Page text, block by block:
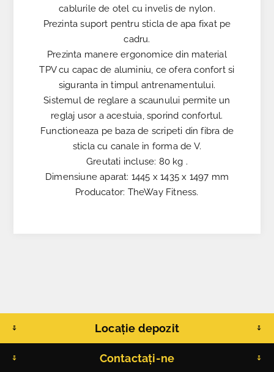
cablurile de otel cu invelis de nylon.
Prezinta suport pentru sticla de apa fixat pe
cadru.
Prezinta manere ergonomice din material
TPV cu capac de aluminiu, ce ofera confort si
siguranta in timpul antrenamentului.
Sistemul de reglare a scaunului permite un
reglaj usor a acestuia, sporind confortul.
Functioneaza pe baza de scripeti din fibra de
sticla cu canale in forma de V.
Greutati incluse: 80 kg .
Dimensiune aparat: 1445 x 1435 x 1497 mm
Producator: TheWay Fitness.
Locație depozit
Contactați-ne